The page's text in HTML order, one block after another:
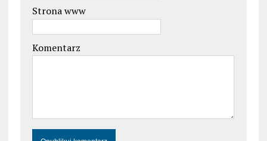
Strona www
Komentarz